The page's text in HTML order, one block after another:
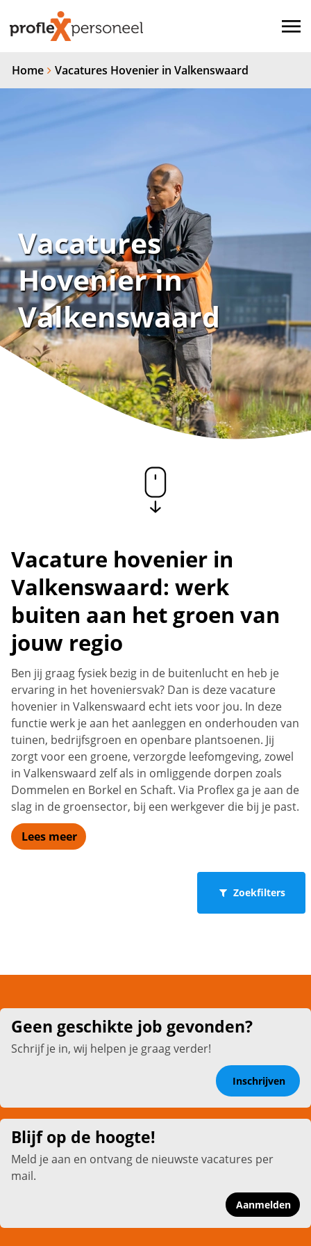
Home Vacatures Hovenier in Valkenswaard
Vacatures
Hovenier in
Valkenswaard
Vacature hovenier in
Valkenswaard: werk
buiten aan het groen van
jouw regio
Ben jij graag fysiek bezig in de buitenlucht en heb je
ervaring in het hoveniersvak? Dan is deze vacature
hovenier in Valkenswaard echt iets voor jou. In deze
functie werk je aan het aanleggen en onderhouden van
tuinen, bedrijfsgroen en openbare plantsoenen. Jij
zorgt voor een groene, verzorgde leefomgeving, zowel
in Valkenswaard zelf als in omliggende dorpen zoals
Dommelen en Borkel en Schaft. Via Proflex ga je aan de
slag in de groensector, bij een werkgever die bij je past.
Lees meer
Zoekfilters
Geen geschikte job gevonden?
Schrijf je in, wij helpen je graag verder!
Inschrijven
Blijf op de hoogte!
Meld je aan en ontvang de nieuwste vacatures per
mail.
Aanmelden